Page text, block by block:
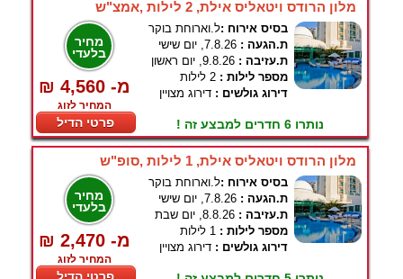
מלון הרודס ויטאליס אילת, 2 לילות ,אמצ"ש
מחיר
בלעדי
₪ 4,560 -מ
המחיר לזוג
פרטי הדיל
בסיס אירוח :ל.וארוחת בוקר
ת.הגעה : 7.8.26, יום שישי
ת.עזיבה : 9.8.26, יום ראשון
מספר לילות : 2 לילות
דירוג גולשים : דירוג מצויין
נותרו 6 חדרים למבצע זה !
מלון הרודס ויטאליס אילת, 1 לילות ,סופ"ש
מחיר
בלעדי
₪ 2,470 -מ
המחיר לזוג
בסיס אירוח :ל.וארוחת בוקר
ת.הגעה : 7.8.26, יום שישי
ת.עזיבה : 8.8.26, יום שבת
מספר לילות : 1 לילות
דירוג גולשים : דירוג מצויין